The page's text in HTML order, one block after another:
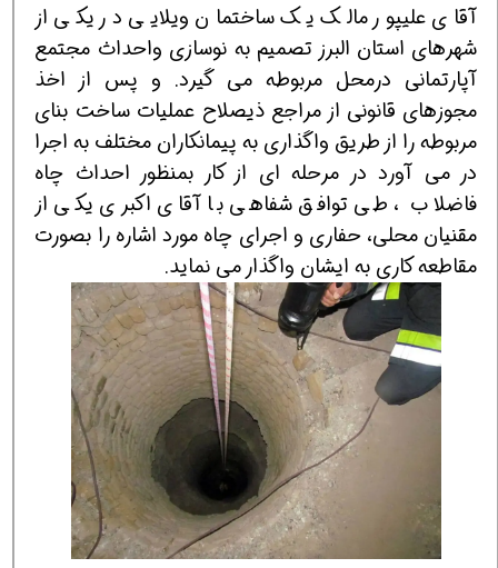
آقای عليپور مالک يك ساختمان ويلايی در يكی از
شهرهای استان البرز تصميم به نوسازی واحداث مجتمع
آپارتمانی درمحل مربوطه می گيرد. و پس از اخذ
مجوزهای قانونی از مراجع ذيصلاح عمليات ساخت بنای
مربوطه را از طريق واگذاری به پيمانكاران مختلف به اجرا
در می آورد در مرحله ای از كار بمنظور احداث چاه
فاضلاب ، طي توافق شفاهی با آقای اكبری يكی از
مقنيان محلی، حفاری و اجرای چاه مورد اشاره را بصورت
مقاطعه كاری به ايشان واگذار مي نمايد.